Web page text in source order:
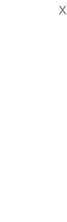
X
X